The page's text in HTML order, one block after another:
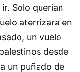
Solo querían
aterrizara en
un vuelo
desde
un puñado de